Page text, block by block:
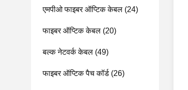
एमपीओ फाइबर ऑप्टिक केबल (24)
फाइबर ऑप्टिक केबल (20)
बल्क नेटवर्क केबल (49)
फाइबर ऑप्टिक पैच कॉर्ड (26)